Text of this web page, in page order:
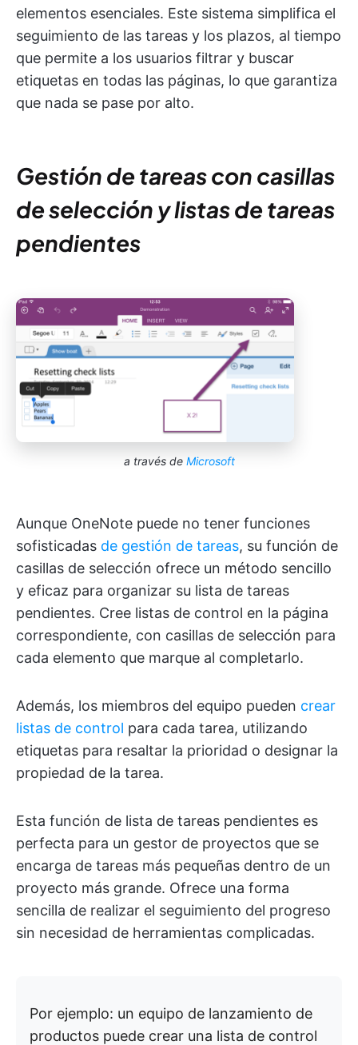
elementos esenciales. Este sistema simplifica el
seguimiento de las tareas y los plazos, al tiempo
que permite a los usuarios filtrar y buscar
etiquetas en todas las páginas, lo que garantiza
que nada se pase por alto.
Gestión de tareas con casillas
de selección y listas de tareas
pendientes
a través de Microsoft
Aunque OneNote puede no tener funciones
sofisticadas de gestión de tareas, su función de
casillas de selección ofrece un método sencillo
y eficaz para organizar su lista de tareas
pendientes. Cree listas de control en la página
correspondiente, con casillas de selección para
cada elemento que marque al completarlo.
Además, los miembros del equipo pueden crear
listas de control para cada tarea, utilizando
etiquetas para resaltar la prioridad o designar la
propiedad de la tarea.
Esta función de lista de tareas pendientes es
perfecta para un gestor de proyectos que se
encarga de tareas más pequeñas dentro de un
proyecto más grande. Ofrece una forma
sencilla de realizar el seguimiento del progreso
sin necesidad de herramientas complicadas.
Por ejemplo: un equipo de lanzamiento de
productos puede crear una lista de control